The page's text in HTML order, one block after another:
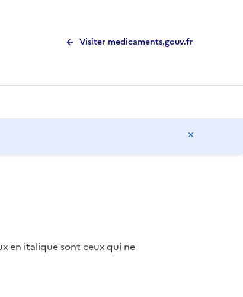
Visiter medicaments.gouv.fr
en italique sont ceux qui ne